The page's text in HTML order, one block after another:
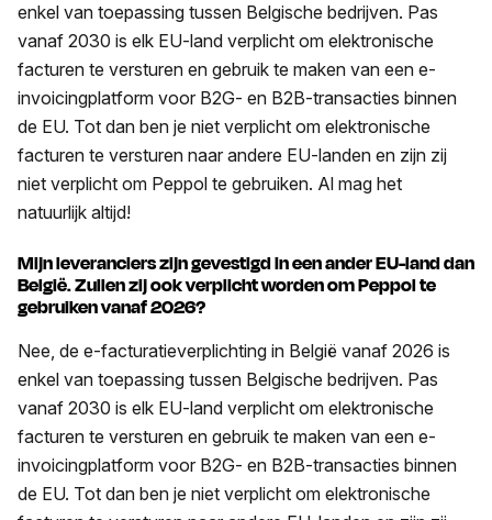
enkel van toepassing tussen Belgische bedrijven. Pas
vanaf 2030 is elk EU-land verplicht om elektronische
facturen te versturen en gebruik te maken van een e-
invoicingplatform voor B2G- en B2B-transacties binnen
de EU. Tot dan ben je niet verplicht om elektronische
facturen te versturen naar andere EU-landen en zijn zij
niet verplicht om Peppol te gebruiken. Al mag het
natuurlijk altijd!
Mijn leveranciers zijn gevestigd in een ander EU-land dan
België. Zullen zij ook verplicht worden om Peppol te
gebruiken vanaf 2026?
Nee, de e-facturatieverplichting in België vanaf 2026 is
enkel van toepassing tussen Belgische bedrijven. Pas
vanaf 2030 is elk EU-land verplicht om elektronische
facturen te versturen en gebruik te maken van een e-
invoicingplatform voor B2G- en B2B-transacties binnen
de EU. Tot dan ben je niet verplicht om elektronische